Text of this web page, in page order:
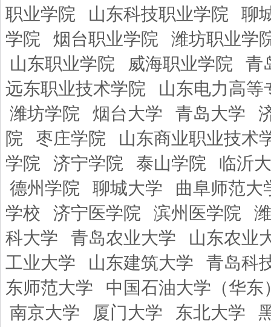
职业学院
山东科技职业学院
聊
学院
烟台职业学院
潍坊职业学
山东职业学院
威海职业学院
青
远东职业技术学院
山东电力高等
潍坊学院
烟台大学 青岛大学
院
枣庄学院
山东商业职业技术
学院
济宁学院 泰山学院
临沂
德州学院
聊城大学
曲阜师范大
学校
济宁医学院 滨州医学院
科大学
青岛农业大学
山东农业
工业大学
山东建筑大学
青岛科
东师范大学
中国石油大学（华东
南京大学
厦门大学 东北大学